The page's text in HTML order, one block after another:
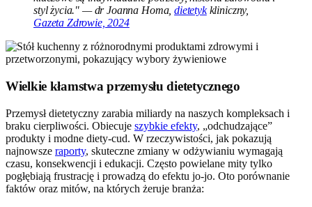
styl życia." — dr Joanna Homa,dietetykkliniczny,
Gazeta Zdrowie, 2024
Wielkie kłamstwa przemysłu dietetycznego
Przemysł dietetyczny zarabia miliardy na naszych kompleksach i
braku cierpliwości. Obiecuje szybkie efekty, „odchudzające”
produkty i modne diety-cud. W rzeczywistości, jak pokazują
najnowsze raporty, skuteczne zmiany w odżywianiu wymagają
czasu, konsekwencji i edukacji. Często powielane mity tylko
pogłębiają frustrację i prowadzą do efektu jo-jo. Oto porównanie
faktów oraz mitów, na których żeruje branża: